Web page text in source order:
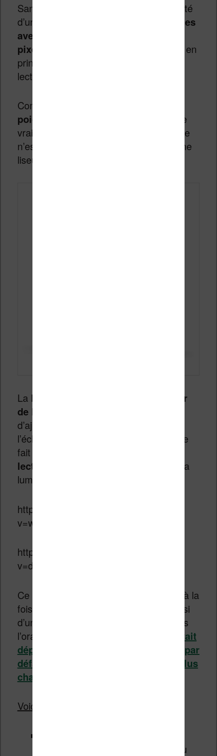
Sans grande surprise, la liseuse est doté
d’un
7,8 pouces
avec une résolution de 1872 x 1404
pixels (300 dpi)
. Ce grand format doit en
principe apporte un grand confort de
lecture pour les lecteurs.
Compte tenu de l’encombrement,
poids réduit de 230 grammes
est une
vraie bénédiction puisque cette machine
n’est pas spécialement plus lourde d’une
liseuse plus petite !
La liseuse est aussi dotée d’un
capteur
de luminosité
d’ajuster lui même la puissance de
l’éclairage. Une fonctionnalité à la mode
fait aussi son apparition : un
lecture de nuit
qui permet d’atténuer la
lumière bleue :
https://www.youtube.com/watch?
v=w8_2FP3J3cI
https://www.youtube.com/watch?
v=dAqN5MchzE0
Ce réglage va permettre de bénéficier à la
fois d’un éclairage bien blanc mais aussi
d’une couleur plus chaude qui tend vers
l’orange. C’est
cette couleur qui m’avait
déplu sur la Tea Ultra qui possédait par
défaut un réglage de la luminosité plus
chaud
Voici le reste des caractéristiques :
pendant 60 minutes dans de l’eau